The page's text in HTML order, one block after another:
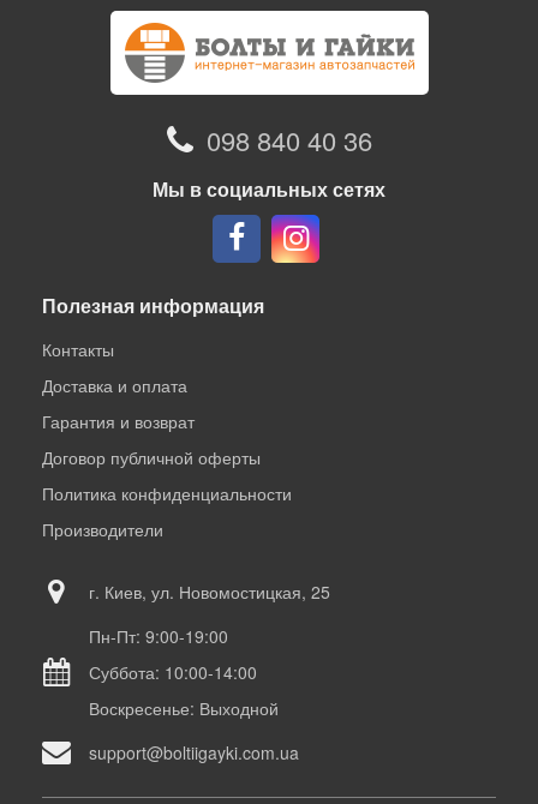
098 840 40 36
Мы в социальных сетях
Полезная информация
Контакты
Доставка и оплата
Гарантия и возврат
Договор публичной оферты
Политика конфиденциальности
Производители
г. Киев, ул. Новомостицкая, 25
Пн-Пт: 9:00-19:00
Суббота: 10:00-14:00
Воскресенье: Выходной
support@boltiigayki.com.ua